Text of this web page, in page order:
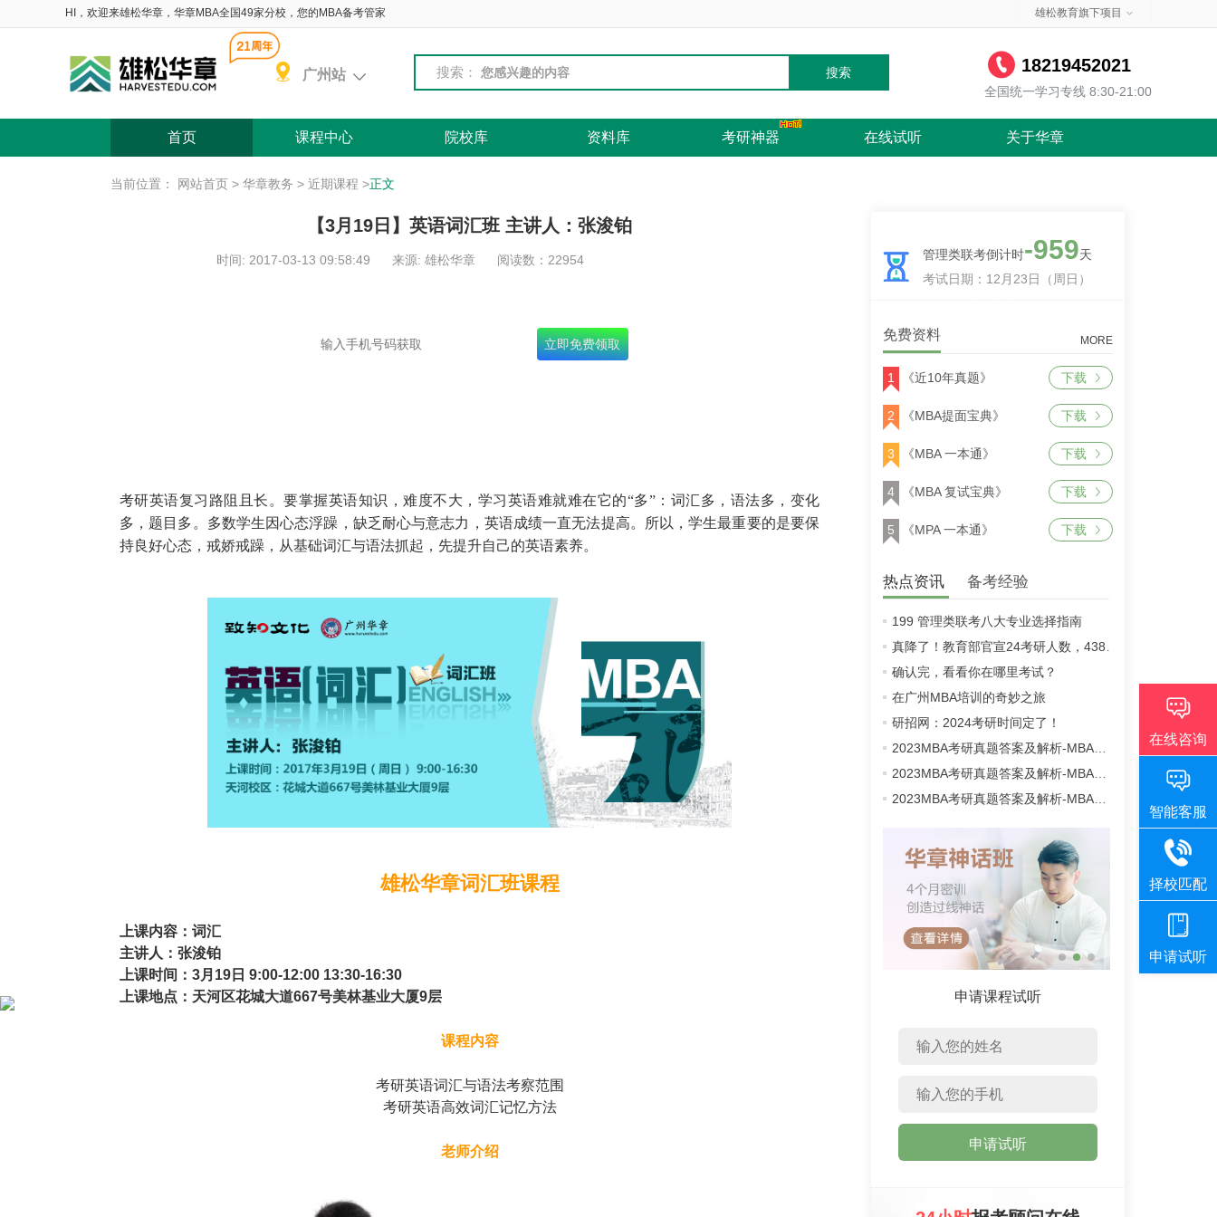
HI，欢迎来雄松华章，华章MBA全国49家分校，您的MBA备考管家 雄松教育旗下项目
广州站 搜索： 搜索 18219452021
全国统一学习专线 8:30-21:00
首页 课程中心 院校库 资料库 考研神器 在线试听 关于华章
当前位置： 网站首页 > 华章教务 > 近期课程 >正文
【3月19日】英语词汇班 主讲人：张浚铂
时间: 2017-03-13 09:58:49 来源: 雄松华章 阅读数： 22954
考研英语复习路阻且长。要掌握英语知识，难度不大，学习英语难就难在它的“多”：词汇多，语法多，变化
多，题目多。多数学生因心态浮躁，缺乏耐心与意志力，英语成绩一直无法提高。所以，学生最重要的是要保
持良好心态，戒娇戒躁，从基础词汇与语法抓起，先提升自己的英语素养。
雄松华章词汇班课程
上课内容：词汇
主讲人：张浚铂
上课时间：3月19日 9:00-12:00 13:30-16:30
上课地点：天河区花城大道667号美林基业大厦9层
课程内容
考研英语词汇与语法考察范围
考研英语高效词汇记忆方法
老师介绍
管理类联考倒计时-959天
考试日期：12月23日（周日）
免费资料 MORE
1 《近10年真题》 下载
2 《MBA提面宝典》 下载
3 《MBA 一本通》 下载
4 《MBA 复试宝典》 下载
5 《MPA 一本通》 下载
热点资讯 备考经验
199 管理类联考八大专业选择指南
真降了！教育部官宣24考研人数，438万！
确认完，看看你在哪里考试？
在广州MBA培训的奇妙之旅
研招网：2024考研时间定了！
2023MBA考研真题答案及解析-MBA英语二真题解析（雄松华章文字版）
2023MBA考研真题答案及解析-MBA数学真题解析（雄松华章文字版）
2023MBA考研真题答案及解析-MBA逻辑真题解析（雄松华章文字版）
申请课程试听
申请试听